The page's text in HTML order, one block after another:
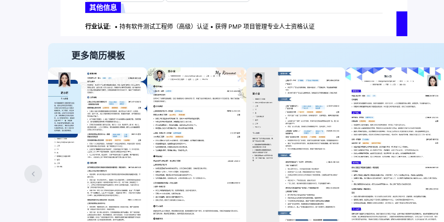
其他信息
行业认证: • 持有软件测试工程师（高级）认证 • 获得 PMP 项目管理专业人士资格认证
更多简历模板